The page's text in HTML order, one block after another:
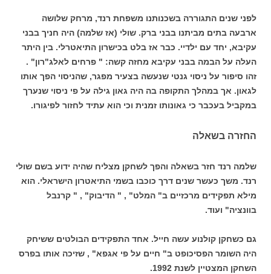
לפני שנים התגוררה בשכנותנו משפחת רנד, מרחק שלושה
ארבעה בתים מביתנו בבני ברק. שולי (אז שלמה) היה חניך בבני
עקיבא, יחד עם ילדיי. כבר אז בלט בכישרון התיאטרלי. בין היתר
העלה על הבמה בבני עקיבא מחזה קשה: " פרחים לאלג"רון" .
זהו סיפור על ניסוי גנטי שנעשה בצעיר מפגר, שהניסוי הפך אותו
לגאון. אך במהלך התקופה בה היה גאון גילה על פי ניסוי שנערך
במקביל בעכבר כי גאונותו זמנית וכי הוא עתיד לחזור לפיגורו.
החזרה בשאלה
שלמה רנד חזר בשאלה והפך לשחקן מצליח שהיה ידוע בשם שולי
רנד. משך כעשר שנים דרך כוכבו בשמי התיאטרון הישראלי. הוא
מילא תפקידים מרכזיים ב" המלט" , " הדיבוק" , " קרנבל
בוונציה" ועוד.
גם כשחקן קולנוע עשה חייל. אחד התפקידים הבולטים ששיחק
היה השומר הפסיכופט ב" חיים על פי אגפא" , שזיכה אותו בפרס
השחקן המצטיין לשנת 1992.